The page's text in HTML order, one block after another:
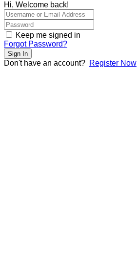
Hi, Welcome back!
Keep me signed in
Forgot Password?
Sign In
Don't have an account? Register Now